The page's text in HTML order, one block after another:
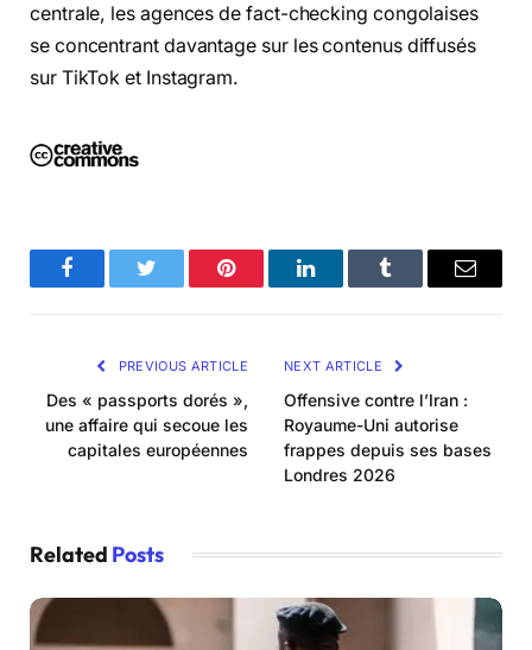
centrale, les agences de fact-checking congolaises
se concentrant davantage sur les contenus diffusés
sur TikTok et Instagram.
FacebookTwitter Pinterest LinkedInTumblr Email
PREVIOUS ARTICLE
Des « passports dorés »,
une affaire qui secoue les
capitales européennes
NEXT ARTICLE
Offensive contre l’Iran :
Royaume-Uni autorise
frappes depuis ses bases
Londres 2026
Related Posts